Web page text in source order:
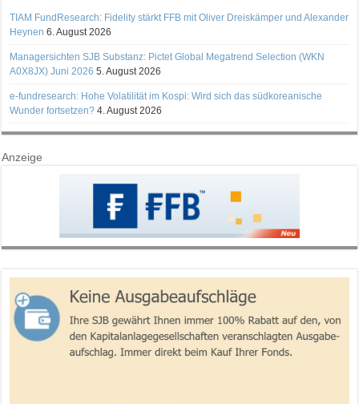
TIAM FundResearch: Fidelity stärkt FFB mit Oliver Dreiskämper und Alexander
Heynen 6. August 2026
Managersichten SJB Substanz: Pictet Global Megatrend Selection (WKN
A0X8JX) Juni 2026 5. August 2026
e-fundresearch: Hohe Volatilität im Kospi: Wird sich das südkoreanische
Wunder fortsetzen? 4. August 2026
Anzeige